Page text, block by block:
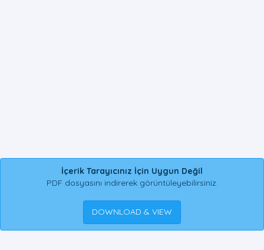
İçerik Tarayıcınız İçin Uygun Değil
PDF dosyasını indirerek görüntüleyebilirsiniz.
DOWNLOAD & VIEW